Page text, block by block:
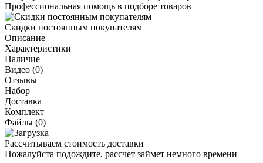
Профессиональная помощь в подборе товаров
Скидки постоянным покупателям
Описание
Характеристики
Наличие
Видео (0)
Отзывы
Набор
Доставка
Комплект
Файлы (0)
Рассчитываем стоимость доставки
Пожалуйста подождите, рассчет займет немного времени